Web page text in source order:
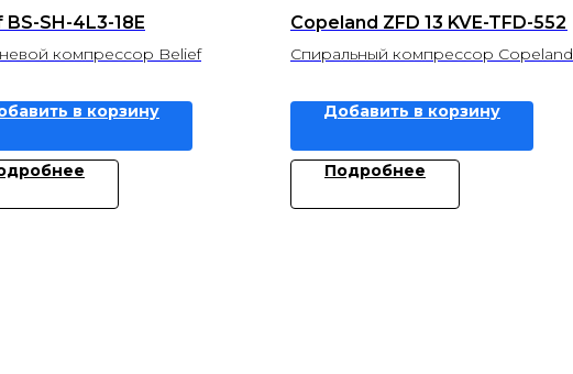
BS-SH-4L3-18E
компрессор Belief
в корзину
Copeland ZFD 13 KVE-TFD-552
Спиральный компрессор Copeland
Добавить в корзину
Подробнее